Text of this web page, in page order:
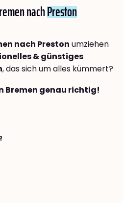
nachPreston
nach Preston umziehen
& günstiges
, das sich um alles kümmert?
Bremen genau richtig!